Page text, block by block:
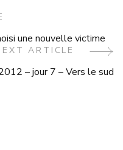
une nouvelle victime
ARTICLE
– jour 7 – Vers le sud